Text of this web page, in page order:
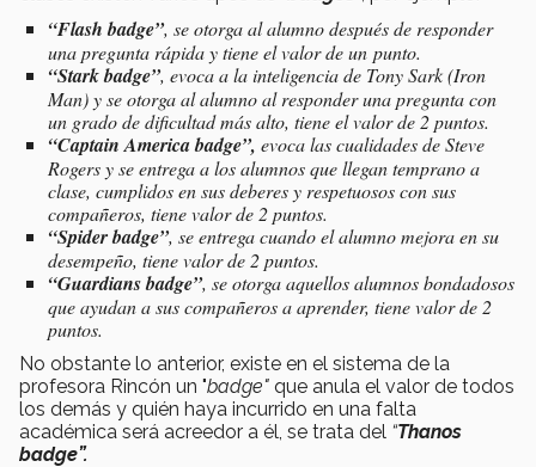
“Flash badge”, se otorga al alumno después de responder
una pregunta rápida y tiene el valor de un punto.
“Stark badge”, evoca a la inteligencia de Tony Sark (Iron
Man) y se otorga al alumno al responder una pregunta con
un grado de dificultad más alto, tiene el valor de 2 puntos.
“Captain America badge”, evoca las cualidades de Steve
Rogers y se entrega a los alumnos que llegan temprano a
clase, cumplidos en sus deberes y respetuosos con sus
compañeros, tiene valor de 2 puntos.
“Spider badge”, se entrega cuando el alumno mejora en su
desempeño, tiene valor de 2 puntos.
“Guardians badge”, se otorga aquellos alumnos bondadosos
que ayudan a sus compañeros a aprender, tiene valor de 2
puntos.
No obstante lo anterior, existe en el sistema de la
profesora Rincón un "badge" que anula el valor de todos
los demás y quién haya incurrido en una falta
académica será acreedor a él, se trata del “Thanos
badge”.